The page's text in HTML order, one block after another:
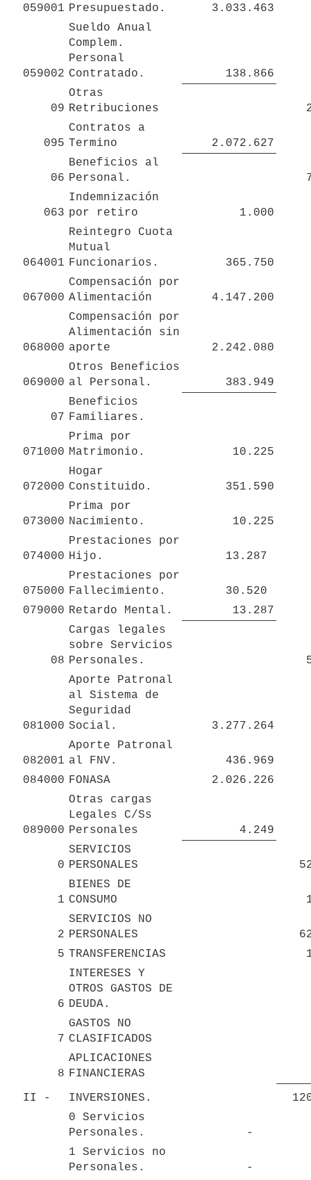
059001 Presupuestado.
3.033.463
059002
Sueldo Anual
Complem.
Personal
Contratado.
138.866
09
Otras
Retribuciones
095
Contratos a
Termino
2.072.627
06
Beneficios al
Personal.
063
Indemnización
por retiro
1.000
064001
Reintegro Cuota
Mutual
Funcionarios.
365.750
067000
Compensación por
Alimentación
4.147.200
068000
Compensación por
Alimentación sin
aporte
2.242.080
069000
Otros Beneficios
al Personal.
383.949
07
Beneficios
Familiares.
071000
Prima por
Matrimonio.
10.225
072000
Hogar
Constituido.
351.590
073000
Prima por
Nacimiento.
10.225
074000
Prestaciones por
Hijo.
13.287
075000
Prestaciones por
Fallecimiento.
30.520
079000 Retardo Mental. 13.287
08
Cargas legales
sobre Servicios
Personales.
081000
Aporte Patronal
al Sistema de
Seguridad
Social.
3.277.264
082001
Aporte Patronal
al FNV.
436.969
084000 FONASA 2.026.226
089000
Otras cargas
Legales C/Ss
Personales
4.249
0
SERVICIOS
PERSONALES
1
BIENES DE
CONSUMO
2
SERVICIOS NO
PERSONALES
5 TRANSFERENCIAS
6
INTERESES Y
OTROS GASTOS DE
DEUDA.
7
GASTOS NO
CLASIFICADOS
8
APLICACIONES
FINANCIERAS
II -
INVERSIONES.
0 Servicios
Personales.
-
1 Servicios no
Personales.
-